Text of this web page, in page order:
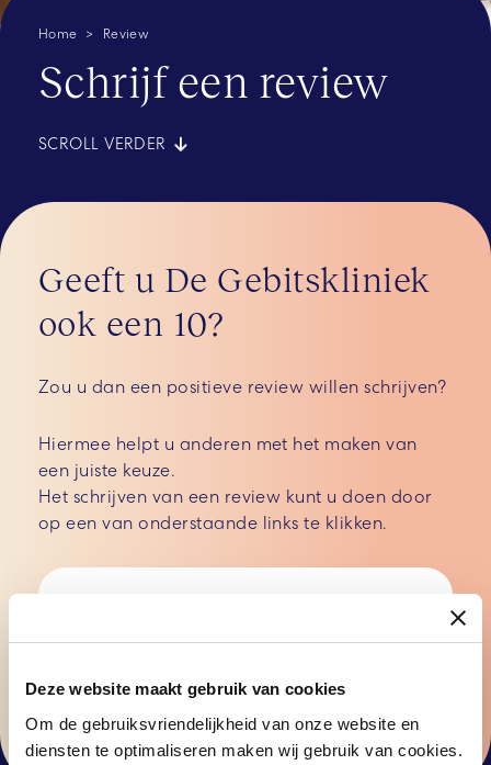
Deze website maakt gebruik van cookies
Om de gebruiksvriendelijkheid van onze website en
diensten te optimaliseren maken wij gebruik van cookies.
Home Review
Schrijf een review
SCROLL VERDER
Geeft u De Gebitskliniek
ook een 10?
Zou u dan een positieve review willen schrijven?
Hiermee helpt u anderen met het maken van
een juiste keuze.
Het schrijven van een review kunt u doen door
op een van onderstaande links te klikken.
Alvast bedankt voor uw moeite, wij waarderen
het enorm van u te horen!